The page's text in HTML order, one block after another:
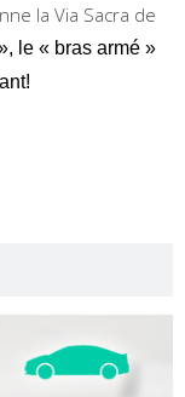
la Via Sacra de
le « bras armé »